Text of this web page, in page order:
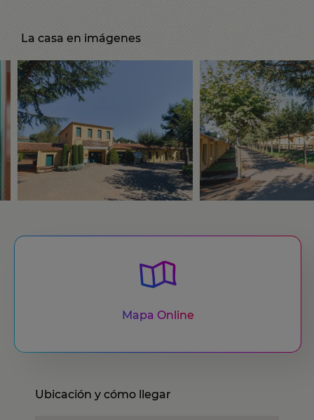
La casa en imágenes
Mapa Online
Ubicación y cómo llegar